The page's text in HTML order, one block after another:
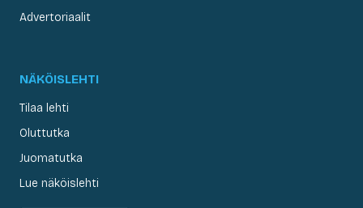
Advertoriaalit
NÄKÖISLEHTI
Tilaa lehti
Oluttutka
Juomatutka
Lue näköislehti